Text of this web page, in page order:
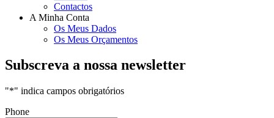
Contactos
A Minha Conta
Os Meus Dados
Os Meus Orçamentos
Subscreva a nossa newsletter
"*" indica campos obrigatórios
Phone